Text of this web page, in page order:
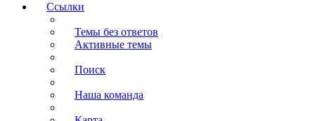
Ссылки
Темы без ответов
Активные темы
Поиск
Наша команда